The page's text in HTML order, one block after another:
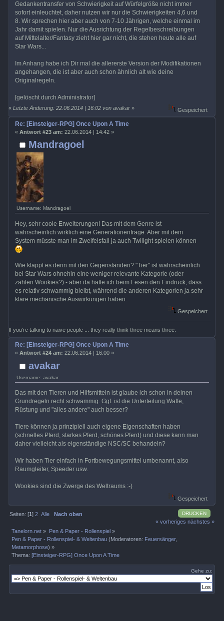
Gedankentransfer von Schwierigkeit auf Würfelgröße nicht immer
sofort einleuchtet, daher nutzen wir nur die Schwierigkeiten 4,6 und
8. Wir sprechen hier aber auch von 7-10 Jährigen, welche einmal im
Jahr damit spielen. Nur die Ausrichtung der Regelbeschreibungen
auf Mittelalter/Fantasy zieht hier gar nicht, die stehen heute alle auf
Star Wars...
Im Anhang habe ich Dir mal die allererste Version der Modifikationen
angehangen, die ist aber auch schon ähnlich alt wie deine
Originalregeln.
[gelöscht durch Administrator]
«Letzte Änderung: 22.06.2014 | 16:02 von avakar » Gespeichert
Mandragoel
Username: Mandragoel
Re: [Einsteiger-RPG] Once Upon A Time
« Antwort #23 am: 22.06.2014 | 14:42 »
Hey, sehr coole Erweiterungen! Das mit dem Genre ist
wahrscheinlich wirklich eine Generationenfrage. Aber mit dem
System müsste man im Zweifelsfall ja auch Twilight spielen können
Wie klappt es denn mit den Gegenständen? "Tier" ist wahrscheinlich
bei Star Wars ohnehin eine weniger relevante Kategorie (oder
zählen Wookies?) - aber da hatte ich beim Lesen den Eindruck, dass
es relativ schwammig bleibt, während die anderen Kategorien ja sehr
klare mechanische Auswirkungen haben.
Gespeichert
If you're talking to naive people ... they really think three means three.
avakar
Username: avakar
Re: [Einsteiger-RPG] Once Upon A Time
« Antwort #24 am: 22.06.2014 | 16:00 »
Das mit den Tieren und Hilfsmitteln ist glaube ich schon in deinen
Grundregeln recht schwammig. Ggf. ist die Unterteilung Waffe,
Rüstung und "alles andere" auch besser?
Tiere können ja prinzipiell auch eigene Eigenschaften haben
(schnelles Pferd, starkes Pferd, schönes Pferd) und diese kann man
daher vielleicht als eigenständige NSC/SC behandeln?
Wir haben Tier einfach in Fortbewegungsmittel umbenannt, also
Raumgleiter, Speeder usw.
Wookies sind die Zwerge des Weltraums :-)
Gespeichert
DRUCKEN
Seiten: [1]2 Alle
Nach oben
« vorheriges nächstes »
Tanelorn.net » Pen & Paper - Rollenspiel»
Pen & Paper - Rollenspiel- & Weltenbau (Moderatoren: Feuersänger,
Metamorphose) »
Thema:[Einsteiger-RPG] Once Upon A Time
Gehe zu: